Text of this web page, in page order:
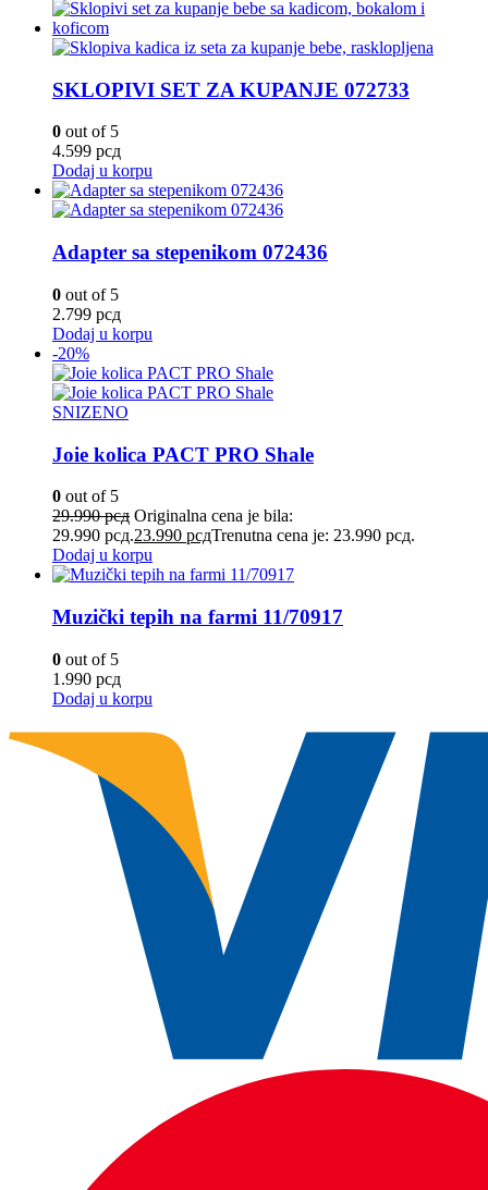
SKLOPIVI SET ZA KUPANJE 072733
0 out of 5
4.599 рсд
Dodaj u korpu
Adapter sa stepenikom 072436
0 out of 5
2.799 рсд
Dodaj u korpu
-20%
SNIZENO
Joie kolica PACT PRO Shale
0 out of 5
29.990рсд Originalna cena je bila:
29.990 рсд.23.990 рсдTrenutna cena je: 23.990 рсд.
Dodaj u korpu
Muzički tepih na farmi 11/70917
0 out of 5
1.990 рсд
Dodaj u korpu